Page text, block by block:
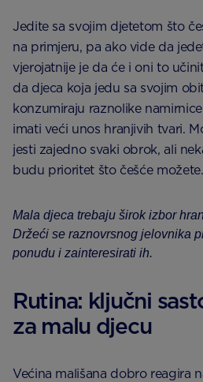
Jedite sa svojim djetetom što
na primjeru, pa ako vide da
vjerojatnije je da će i oni to
da djeca koja jedu sa svojim
konzumiraju raznolike
imati veći unos hranjivih tvari.
jesti zajedno svaki obrok, ali
budu prioritet što češće možete.
Mala djeca trebaju širok izbor
Držeći se raznovrsnog jelovnika
ponudu i zainteresirati ih.
Rutina: ključni
za malu djecu
Većina mališana dobro reagira